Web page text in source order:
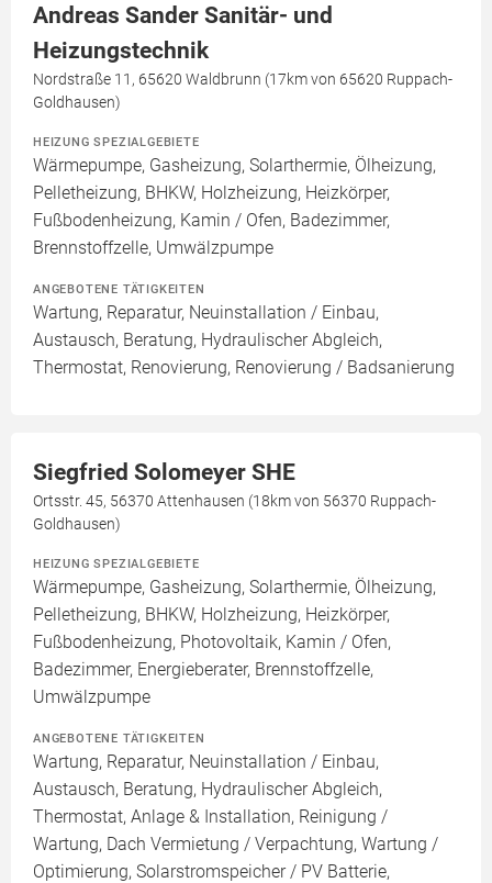
Andreas Sander Sanitär- und
Heizungstechnik
Nordstraße 11, 65620 Waldbrunn (17km von 65620 Ruppach-
Goldhausen)
HEIZUNG SPEZIALGEBIETE
Wärmepumpe, Gasheizung, Solarthermie, Ölheizung,
Pelletheizung, BHKW, Holzheizung, Heizkörper,
Fußbodenheizung, Kamin / Ofen, Badezimmer,
Brennstoffzelle, Umwälzpumpe
ANGEBOTENE TÄTIGKEITEN
Wartung, Reparatur, Neuinstallation / Einbau,
Austausch, Beratung, Hydraulischer Abgleich,
Thermostat, Renovierung, Renovierung / Badsanierung
Siegfried Solomeyer SHE
Ortsstr. 45, 56370 Attenhausen (18km von 56370 Ruppach-
Goldhausen)
HEIZUNG SPEZIALGEBIETE
Wärmepumpe, Gasheizung, Solarthermie, Ölheizung,
Pelletheizung, BHKW, Holzheizung, Heizkörper,
Fußbodenheizung, Photovoltaik, Kamin / Ofen,
Badezimmer, Energieberater, Brennstoffzelle,
Umwälzpumpe
ANGEBOTENE TÄTIGKEITEN
Wartung, Reparatur, Neuinstallation / Einbau,
Austausch, Beratung, Hydraulischer Abgleich,
Thermostat, Anlage & Installation, Reinigung /
Wartung, Dach Vermietung / Verpachtung, Wartung /
Optimierung, Solarstromspeicher / PV Batterie,